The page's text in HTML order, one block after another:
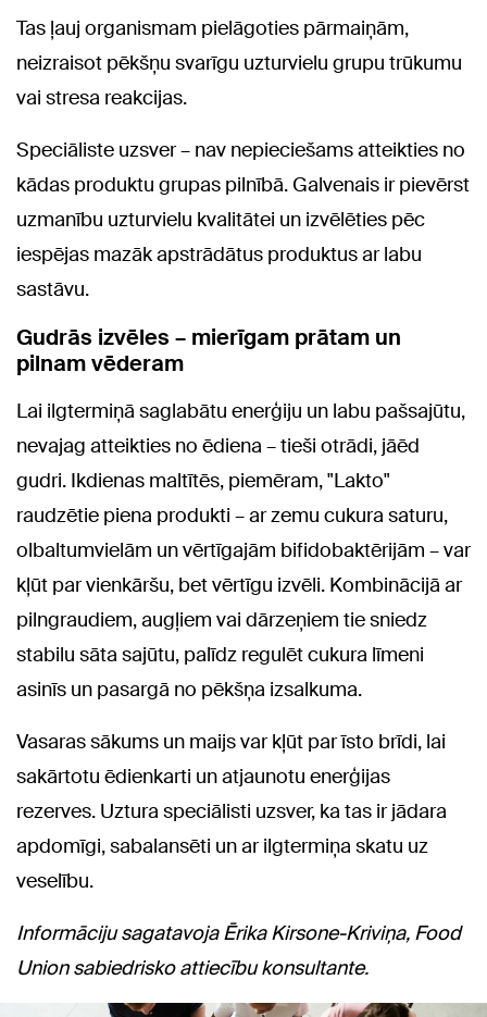
Tas ļauj organismam pielāgoties pārmaiņām,
neizraisot pēkšņu svarīgu uzturvielu grupu trūkumu
vai stresa reakcijas.
Speciāliste uzsver – nav nepieciešams atteikties no
kādas produktu grupas pilnībā. Galvenais ir pievērst
uzmanību uzturvielu kvalitātei un izvēlēties pēc
iespējas mazāk apstrādātus produktus ar labu
sastāvu.
Gudrās izvēles – mierīgam prātam un
pilnam vēderam
Lai ilgtermiņā saglabātu enerģiju un labu pašsajūtu,
nevajag atteikties no ēdiena – tieši otrādi, jāēd
gudri. Ikdienas maltītēs, piemēram, "Lakto"
raudzētie piena produkti – ar zemu cukura saturu,
olbaltumvielām un vērtīgajām bifidobaktērijām – var
kļūt par vienkāršu, bet vērtīgu izvēli. Kombinācijā ar
pilngraudiem, augļiem vai dārzeņiem tie sniedz
stabilu sāta sajūtu, palīdz regulēt cukura līmeni
asinīs un pasargā no pēkšņa izsalkuma.
Vasaras sākums un maijs var kļūt par īsto brīdi, lai
sakārtotu ēdienkarti un atjaunotu enerģijas
rezerves. Uztura speciālisti uzsver, ka tas ir jādara
apdomīgi, sabalansēti un ar ilgtermiņa skatu uz
veselību.
Informāciju sagatavoja Ērika Kirsone-Kriviņa, Food
Union sabiedrisko attiecību konsultante.